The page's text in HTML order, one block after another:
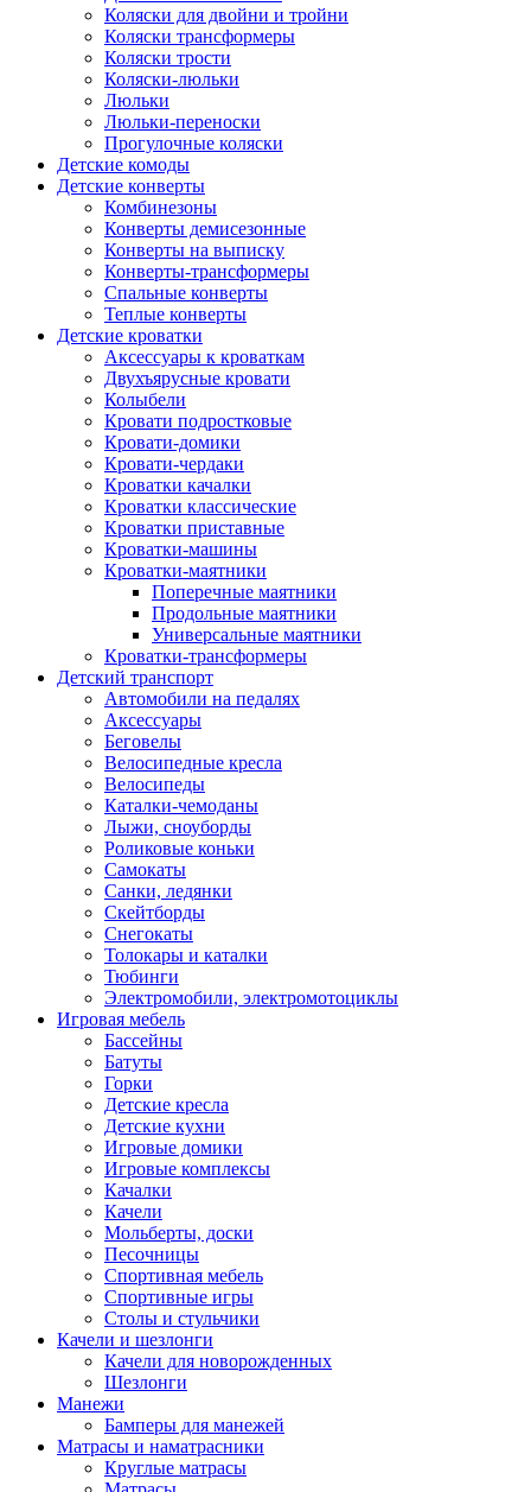
Коляски для двойни и тройни
Коляски трансформеры
Коляски трости
Коляски-люльки
Люльки
Люльки-переноски
Прогулочные коляски
Детские комоды
Детские конверты
Комбинезоны
Конверты демисезонные
Конверты на выписку
Конверты-трансформеры
Спальные конверты
Теплые конверты
Детские кроватки
Аксессуары к кроваткам
Двухъярусные кровати
Колыбели
Кровати подростковые
Кровати-домики
Кровати-чердаки
Кроватки качалки
Кроватки классические
Кроватки приставные
Кроватки-машины
Кроватки-маятники
Поперечные маятники
Продольные маятники
Универсальные маятники
Кроватки-трансформеры
Детский транспорт
Автомобили на педалях
Аксессуары
Беговелы
Велосипедные кресла
Велосипеды
Каталки-чемоданы
Лыжи, сноуборды
Роликовые коньки
Самокаты
Санки, ледянки
Скейтборды
Снегокаты
Толокары и каталки
Тюбинги
Электромобили, электромотоциклы
Игровая мебель
Бассейны
Батуты
Горки
Детские кресла
Детские кухни
Игровые домики
Игровые комплексы
Качалки
Качели
Мольберты, доски
Песочницы
Спортивная мебель
Спортивные игры
Столы и стульчики
Качели и шезлонги
Качели для новорожденных
Шезлонги
Манежи
Бамперы для манежей
Матрасы и наматрасники
Круглые матрасы